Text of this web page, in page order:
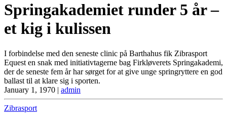
Springakademiet runder 5 år –
et kig i kulissen
I forbindelse med den seneste clinic på Barthahus fik Zibrasport
Equest en snak med initiativtagerne bag Firkløverets Springakademi,
der de seneste fem år har sørget for at give unge springryttere en god
ballast til at klare sig i sporten.
January 1, 1970 | admin
Zibrasport